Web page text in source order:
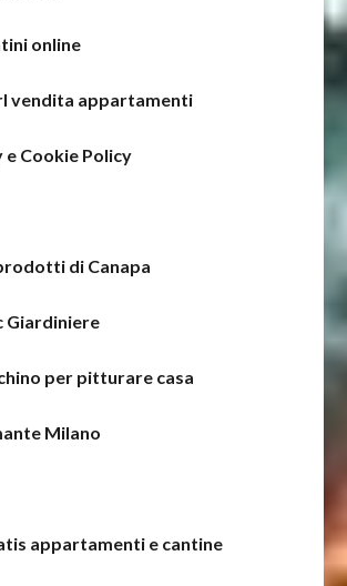
online
vendita appartamenti
e Cookie Policy
di Canapa
Giardiniere
per pitturare casa
Milano
appartamenti e cantine